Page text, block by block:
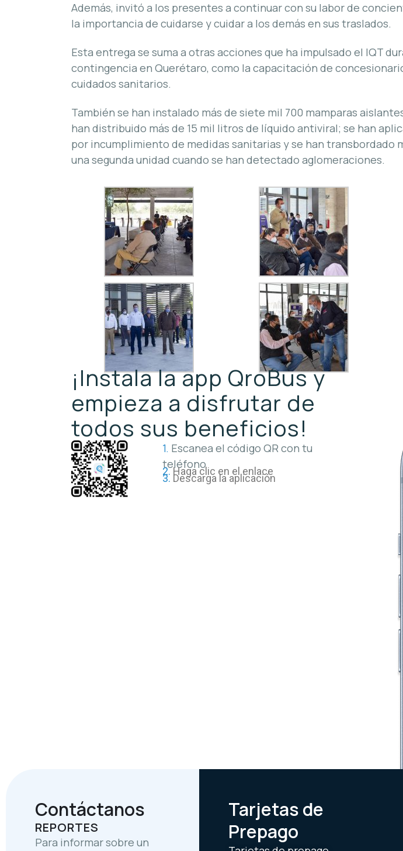
Además, invitó a los presentes a continuar con su labor de
la importancia de cuidarse y cuidar a los demás en sus traslados.
Esta entrega se suma a otras acciones que ha impulsado el IQT
contingencia en Querétaro, como la capacitación de
cuidados sanitarios.
También se han instalado más de siete mil 700 mamparas
han distribuido más de 15 mil litros de líquido antiviral; se han
por incumplimiento de medidas sanitarias y se han transbordado
una segunda unidad cuando se han detectado aglomeraciones.
¡Instala la app QroBus y
empieza a disfrutar de
todos sus beneficios!
1. Escanea el código QR con tu
teléfono
2.Haga clic en el enlace
3. Descarga la aplicación
Contáctanos
REPORTES
Para informar sobre un
Tarjetas de
Prepago